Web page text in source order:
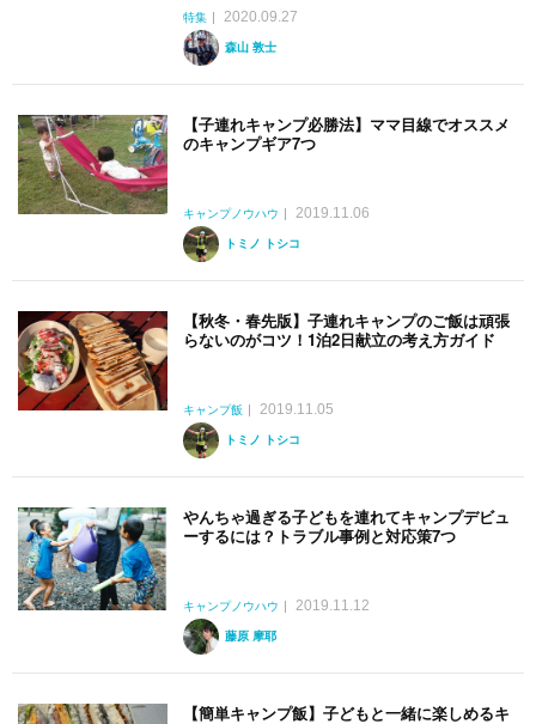
特集
2020.09.27
森山 敦士
【子連れキャンプ必勝法】ママ目線でオススメ
のキャンプギア7つ
キャンプノウハウ
2019.11.06
トミノ トシコ
【秋冬・春先版】子連れキャンプのご飯は頑張
らないのがコツ！1泊2日献立の考え方ガイド
キャンプ飯
2019.11.05
トミノ トシコ
やんちゃ過ぎる子どもを連れてキャンプデビュ
ーするには？トラブル事例と対応策7つ
キャンプノウハウ
2019.11.12
藤原 摩耶
【簡単キャンプ飯】子どもと一緒に楽しめるキ